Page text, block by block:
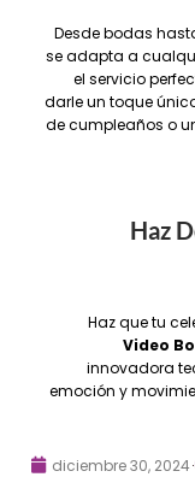
Desde bodas
se adapta a
el servicio
darle un toque
de cumpleaños o
Haz
Haz que tu
Video
innovadora
emoción y
diciembre 30, 2024